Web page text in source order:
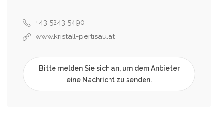
+43 5243 5490
www.kristall-pertisau.at
Bitte melden Sie sich an, um dem Anbieter
eine Nachricht zu senden.